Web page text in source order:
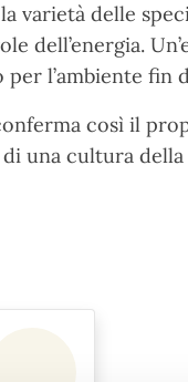
varietà delle
dell’energia.
l’ambiente fin
così il
una cultura